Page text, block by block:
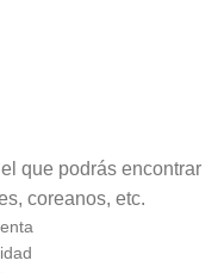
que podrás encontrar
coreanos, etc.